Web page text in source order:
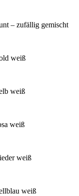
– zufällig gemischt
weiß
weiß
weiß
weiß
weiß